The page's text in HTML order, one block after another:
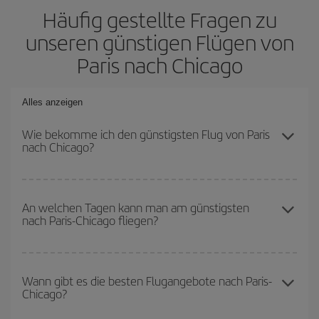
Häufig gestellte Fragen zu
unseren günstigen Flügen von
Paris nach Chicago
Alles anzeigen
Wie bekomme ich den günstigsten Flug von Paris
nach Chicago?
sparen und den günstigsten Flug bekommen, wenn Sie die
Hauptsaison meiden, frühzeitig buchen und bei den
An welchen Tagen kann man am günstigsten
nach Paris-Chicago fliegen?
können, starten Sie einfach eine Suche auf unserer
Suchmaschine für günstige Flüge
. Sagen Sie uns, wo Sie
Wann gibt es die besten Flugangebote nach Paris-
Chicago?